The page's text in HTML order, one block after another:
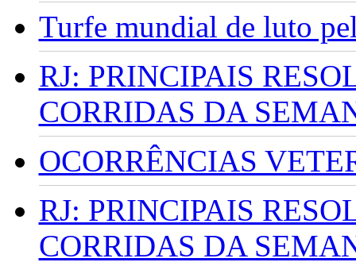
Turfe mundial de luto
RJ: PRINCIPAIS
CORRIDAS DA
OCORRÊNCIAS
RJ: PRINCIPAIS
CORRIDAS DA